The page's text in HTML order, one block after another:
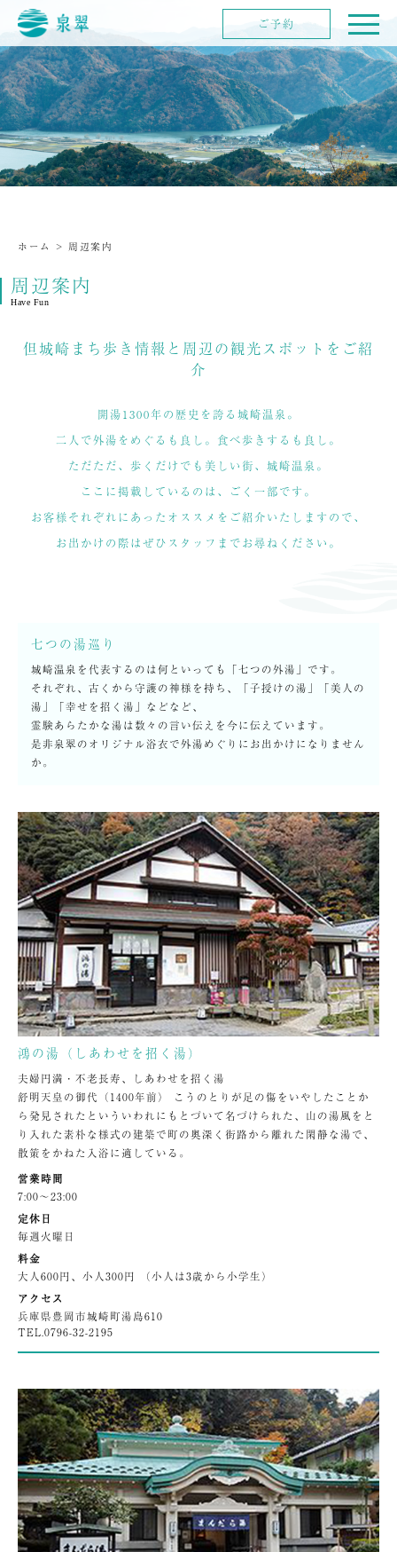
ホーム > 周辺案内
周辺案内
Have Fun
但城崎まち歩き情報と周辺の観光スポットをご紹
介
開湯1300年の歴史を誇る城崎温泉。
二人で外湯をめぐるも良し。食べ歩きするも良し。
ただただ、歩くだけでも美しい街、城崎温泉。
ここに掲載しているのは、ごく一部です。
お客様それぞれにあったオススメをご紹介いたしますので、
お出かけの際はぜひスタッフまでお尋ねください。
七つの湯巡り
城崎温泉を代表するのは何といっても「七つの外湯」です。
それぞれ、古くから守護の神様を持ち、「子授けの湯」「美人の
湯」「幸せを招く湯」などなど、
霊験あらたかな湯は数々の言い伝えを今に伝えています。
是非泉翠のオリジナル浴衣で外湯めぐりにお出かけになりません
か。
鴻の湯（しあわせを招く湯）
夫婦円満・不老長寿、しあわせを招く湯
舒明天皇の御代（1400年前） こうのとりが足の傷をいやしたことか
ら発見されたといういわれにもとづいて名づけられた、山の湯風をと
り入れた素朴な様式の建築で町の奥深く街路から離れた閑静な湯で、
散策をかねた入浴に適している。
営業時間
7:00〜23:00
定休日
毎週火曜日
料金
大人600円、小人300円 （小人は3歳から小学生）
アクセス
兵庫県豊岡市城崎町湯島610
TEL. 0796-32-2195
ご予約